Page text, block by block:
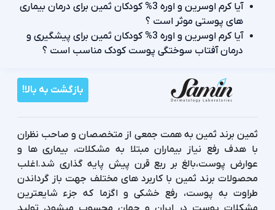
آیا کرم اوسرین و اوره 3% کودکان ثمین برای درمان بیماری
های پوستی موثر است ؟
آیا کرم اوسرین و اوره 3% کودکان ثمین برای پیشگیری و
درمان آفتاب سوختگی پوست کودک مناسب است ؟
بازگشت به بالا!
ثمین برند ثمین به همت جمعی از متخصصان و صاحب نظران
با هدف رفع نیاز بیماران مبتلا به مشکلات، بیماری ها و
عوارض پوست،بالغ بر ربع قرن پیش پایه گذاری شد.اغلب
محصولات برند ثمین با کاربرد های مختلف جهت باز گرداندن
طراوت به پوست، رفع خشکی و اگزما که جزء شایعترین